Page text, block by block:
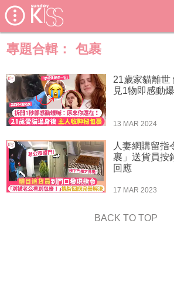
專題合輯： 包裹
21歲家貓離世
見1物即感動
13 MAR 2024
人妻網購留指
裹」送貨員按
回應
17 MAR 2023
BACK TO TOP